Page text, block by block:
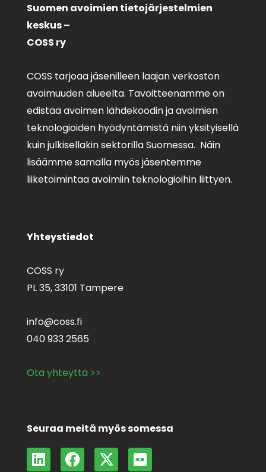
Suomen avoimien tietojärjestelmien
keskus –
COSS ry
COSS tarjoaa jäsenilleen laajan verkoston
avoimuuden alueelta. Tavoitteenamme on
edistää avoimen lähdekoodin ja avoimien
teknologioiden hyödyntämistä niin yksityisellä
kuin julkisellakin sektorilla Suomessa. Näin
lisäämme samalla myös jäsentemme
liiketoimintaa avoimiin teknologioihin liittyen.
Yhteystiedot
COSS ry
PL 35,33101 Tampere
info@coss.fi
040 933 2565
Ota yhteyttä >>
Seuraa meitä myös somessa
L F X F